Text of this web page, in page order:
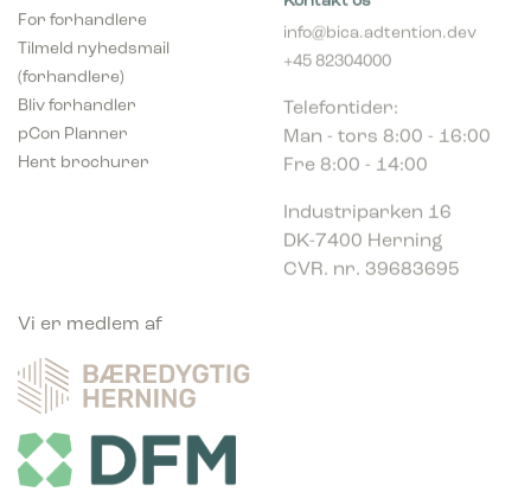
info@bica.adtention.dev
+45 82304000
Man - tors 8:00 - 16:00
Fre 8:00 - 14:00
DK-7400 Herning
CVR. nr. 39683695
Vi er medlem af